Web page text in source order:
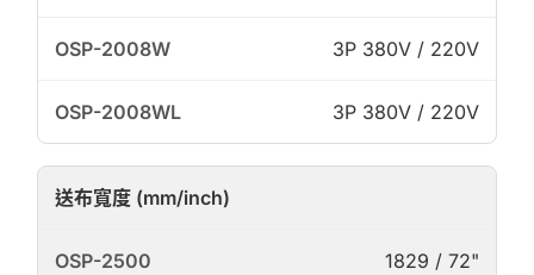
3P 380V / 220V
3P 380V / 220V
送布寬度 (mm/inch)
1829 / 72"